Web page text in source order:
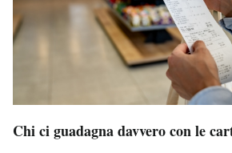
Chi ci guadagna davvero con le